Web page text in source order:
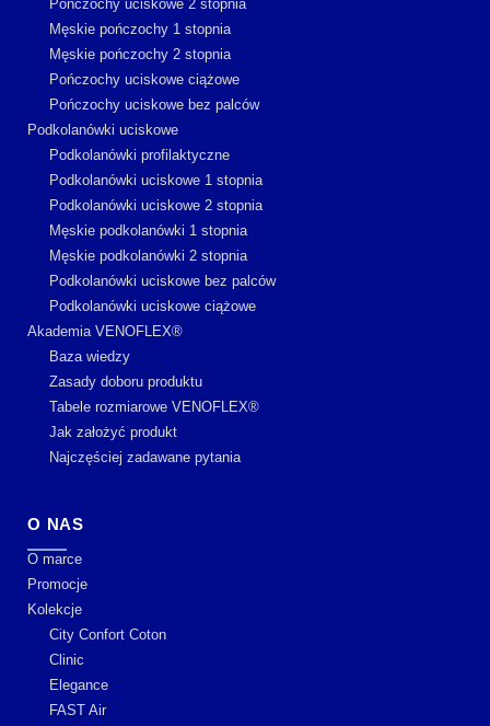
Pończochy uciskowe 2 stopnia
Męskie pończochy 1 stopnia
Męskie pończochy 2 stopnia
Pończochy uciskowe ciążowe
Pończochy uciskowe bez palców
Podkolanówki uciskowe
Podkolanówki profilaktyczne
Podkolanówki uciskowe 1 stopnia
Podkolanówki uciskowe 2 stopnia
Męskie podkolanówki 1 stopnia
Męskie podkolanówki 2 stopnia
Podkolanówki uciskowe bez palców
Podkolanówki uciskowe ciążowe
Akademia VENOFLEX®
Baza wiedzy
Zasady doboru produktu
Tabele rozmiarowe VENOFLEX®
Jak założyć produkt
Najczęściej zadawane pytania
O NAS
O marce
Promocje
Kolekcje
City Confort Coton
Clinic
Elegance
FAST Air